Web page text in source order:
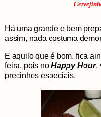
Há uma grande e bem
assim, nada costuma
E aquilo que é bom, fica
feira, pois no Happy Hour,
precinhos especiais.